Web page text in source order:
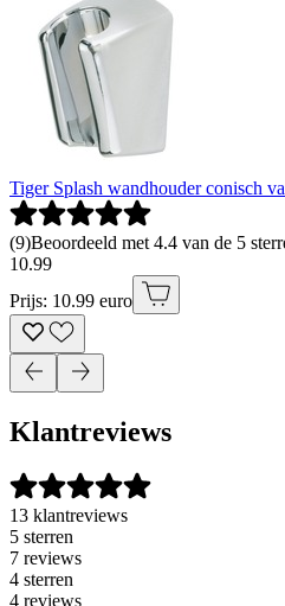
Tiger Splash wandhouder conisch
(9)Beoordeeld met 4.4 van de 5
10.99
Prijs: 10.99 euro
Klantreviews
13 klantreviews
5 sterren
7 reviews
4 sterren
4 reviews